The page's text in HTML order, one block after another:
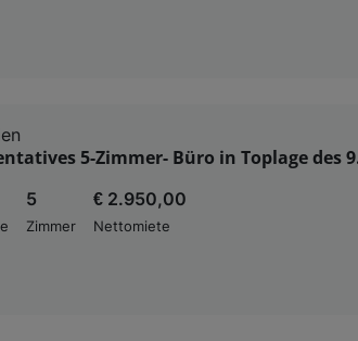
5-Zimmer- Büro in Toplage des
5
Zimmer
€ 2.950,00
Nettomiete